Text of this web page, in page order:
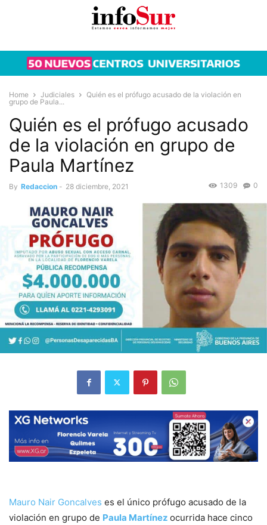
Home Judiciales
Quién es el prófugo acusado de la violación en
grupo de Paula...
Quién es el prófugo acusado
de la violación en grupo de
Paula Martínez
By Redaccion - 28 diciembre, 2021 0
1309
Mauro Nair Goncalves es el único prófugo acusado de la
violación en grupo de Paula Martínez ocurrida hace cinco